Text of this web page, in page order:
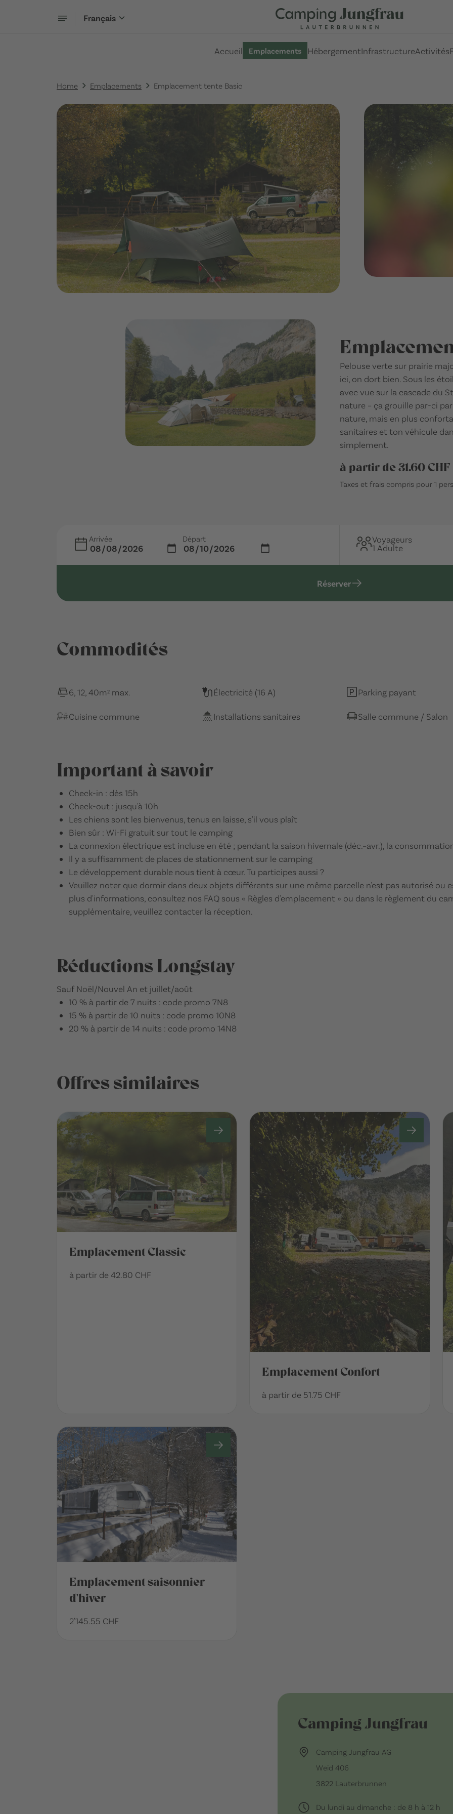
Français
Accueil Emplacements HébergementInfrastructureActivités
Home Emplacements Emplacement tente Basic
Pelouse verte sur prairie
ici, on dort bien. Sous les
avec vue sur la cascade du
nature – ça grouille par-ci
nature, mais en plus
sanitaires et ton véhicule
simplement.
à partir de 31.60 CHF
Taxes et frais compris pour 1
Arrivée Départ
Voyageurs
1 Adulte
Réserver
Commodités
6, 12, 40m² max. Électricité (16 A) Parking payant
Cuisine commune Installations sanitaires Salle commune / Salon
Important à savoir
Check-in : dès 15h
Check-out : jusqu'à 10h
Les chiens sont les bienvenus, tenus en laisse, s'il vous plaît
Bien sûr : Wi-Fi gratuit sur tout le camping
La connexion électrique est incluse en été ; pendant la saison hivernale (déc.–avr.), la
Il y a suffisamment de places de stationnement sur le camping
Le développement durable nous tient à cœur. Tu participes aussi ?
Veuillez noter que dormir dans deux objets différents sur une même parcelle n'est pas autorisé ou
plus d'informations, consultez nos FAQ sous « Règles d'emplacement » ou dans le règlement du
supplémentaire, veuillez contacter la réception.
Réductions Longstay
Sauf Noël/Nouvel An et juillet/août
10 % à partir de 7 nuits : code promo 7N8
15 % à partir de 10 nuits : code promo 10N8
20 % à partir de 14 nuits : code promo 14N8
Offres similaires
Emplacement Classic
à partir de 42.80 CHF
Emplacement Confort
à partir de 51.75 CHF
Emplacement saisonnier
d'hiver
2'145.55 CHF
Camping Jungfrau
Camping Jungfrau AG
Weid 406
3822 Lauterbrunnen
Du lundi au dimanche : de 8 h à 12 h